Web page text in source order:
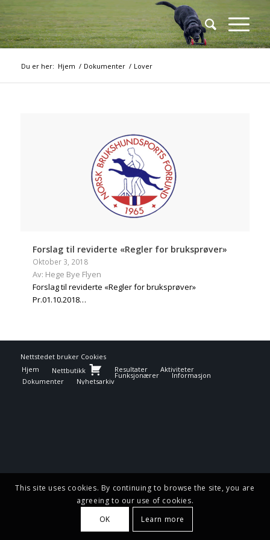
Du er her: Hjem / Dokumenter / Lover
Forslag til reviderte «Regler for bruksprøver»
Oktober 3, 2018
Av: Hege Bye Flyen
Forslag til reviderte «Regler for bruksprøver»
Pr.01.10.2018…
Nettstedet bruker Cookies
Hjem
Nettbutikk Resultater Aktiviteter
Funksjonærer Informasjon
Dokumenter Nyhetsarkiv
This site uses cookies. By continuing to browse the site, you are
agreeing to our use of cookies.
OK
Learn more